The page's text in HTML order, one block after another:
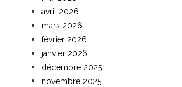
avril 2026
mars 2026
février 2026
janvier 2026
décembre 2025
novembre 2025